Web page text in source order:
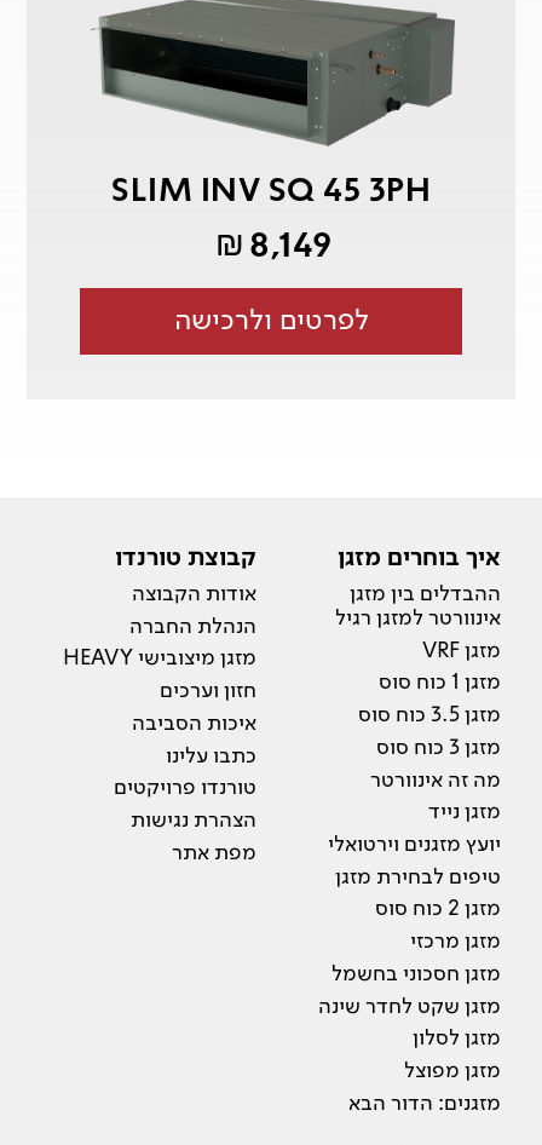
SLIM INV SQ 45 3PH
8,149
₪
לפרטים ולרכישה
איך בוחרים מזגן
ההבדלים בין מזגן
אינוורטר למזגן רגיל
מזגן VRF
מזגן 1 כוח סוס
מזגן 3.5 כוח סוס
מזגן 3 כוח סוס
מה זה אינוורטר
מזגן נייד
יועץ מזגנים וירטואלי
טיפים לבחירת מזגן
מזגן 2 כוח סוס
מזגן מרכזי
מזגן חסכוני בחשמל
מזגן שקט לחדר שינה
מזגן לסלון
מזגן מפוצל
מזגנים: הדור הבא
קבוצת טורנדו
אודות הקבוצה
הנהלת החברה
מזגן מיצובישי HEAVY
חזון וערכים
איכות הסביבה
כתבו עלינו
טורנדו פרויקטים
הצהרת נגישות
מפת אתר